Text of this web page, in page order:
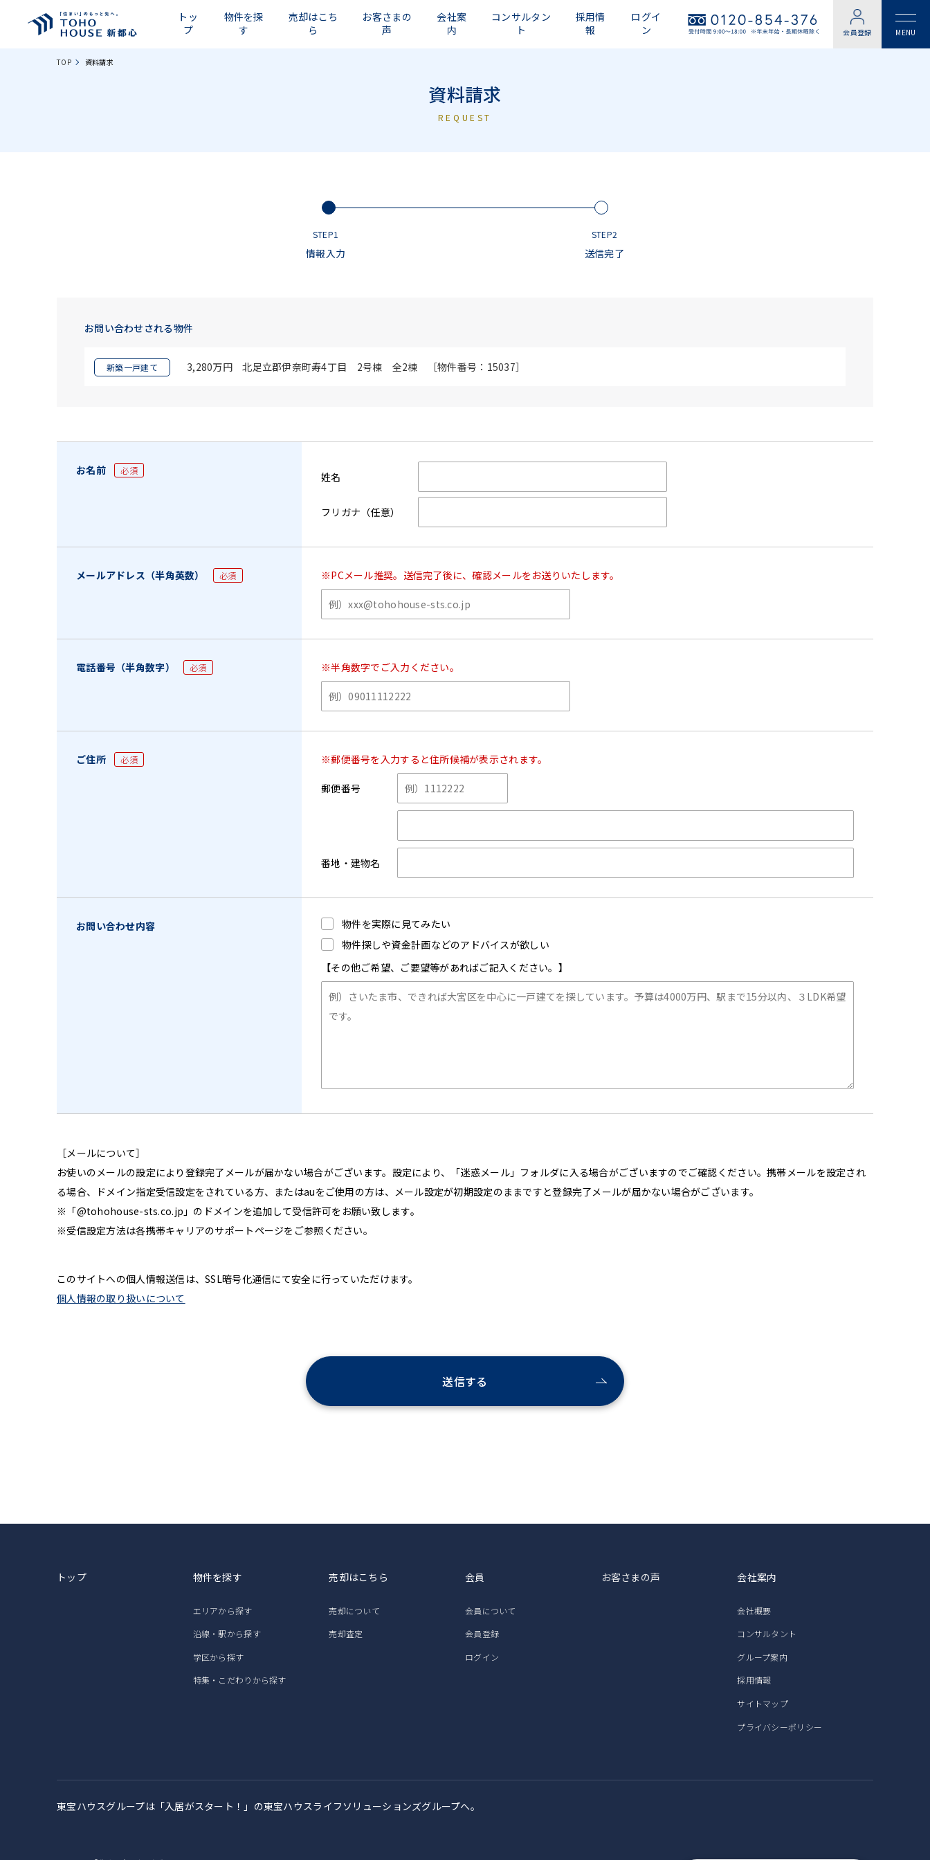
トッ
プ
物件を探
す
売却はこち
ら
お客さまの
声
会社案
内
コンサルタン
ト
採用情
報
ログイ
ン
会員登録
TOP 資料請求
資料請求
REQUEST
STEP1
情報入力
STEP2
送信完了
お問い合わせされる物件
新築一戸建て 3,280万円 北足立郡伊奈町寿4丁目 2号棟 全2棟 ［物件番号：15037］
お名前 必須 姓名
フリガナ（任意）
メールアドレス（半角英数） 必須 ※PCメール推奨。送信完了後に、確認メールをお送りいたします。
電話番号（半角数字） 必須 ※半角数字でご入力ください。
ご住所 必須 ※郵便番号を入力すると住所候補が表示されます。
郵便番号
番地・建物名
お問い合わせ内容
物件を実際に見てみたい
物件探しや資金計画などのアドバイスが欲しい
【その他ご希望、ご要望等があればご記入ください。】
［メールについて］
お使いのメールの設定により登録完了メールが届かない場合がございます。設定により、「迷惑メール」フォルダに入る場合がございますのでご確認ください。携帯メールを設定され
る場合、ドメイン指定受信設定をされている方、またはauをご使用の方は、メール設定が初期設定のままですと登録完了メールが届かない場合がございます。
※「@tohohouse-sts.co.jp」のドメインを追加して受信許可をお願い致します。
※受信設定方法は各携帯キャリアのサポートページをご参照ください。
このサイトへの個人情報送信は、SSL暗号化通信にて安全に行っていただけます。
個人情報の取り扱いについて
送信する
トップ 物件を探す
エリアから探す
沿線・駅から探す
学区から探す
特集・こだわりから探す
売却はこちら
売却について
売却査定
会員
会員について
会員登録
ログイン
お客さまの声 会社案内
会社概要
コンサルタント
グループ案内
採用情報
サイトマップ
プライバシーポリシー
東宝ハウスグループは「入居がスタート！」の東宝ハウスライフソリューションズグループへ。